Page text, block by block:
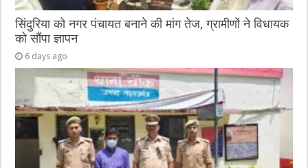
सिंदुरिया को नगर पंचायत बनाने की मांग तेज, ग्रामीणों ने विधायक
को सौंपा ज्ञापन
6 days ago